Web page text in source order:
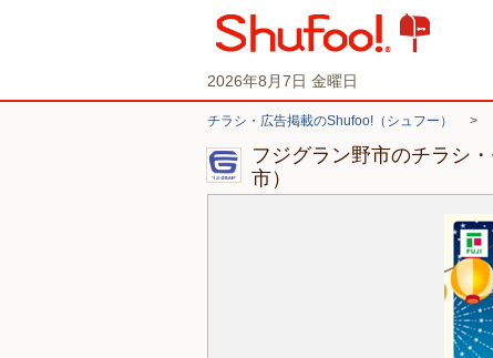
2026年8月7日 金曜日
チラシ・広告掲載のShufoo!（シュフー） >
フジグラン野市のチラシ
市）